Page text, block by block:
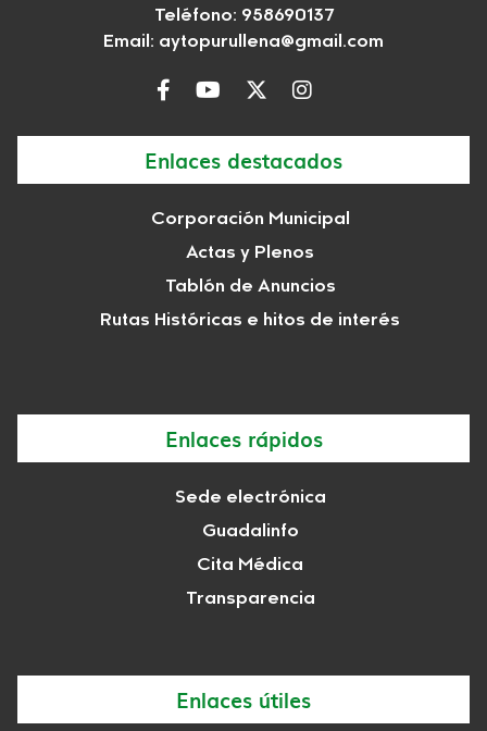
Teléfono: 958690137
Email: aytopurullena@gmail.com
Enlaces destacados
Corporación Municipal
Actas y Plenos
Tablón de Anuncios
Rutas Históricas e hitos de interés
Enlaces rápidos
Sede electrónica
Guadalinfo
Cita Médica
Transparencia
Enlaces útiles